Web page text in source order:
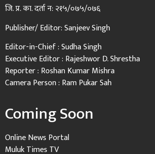
जि. प्र. का. दर्ता न: २१५/०७५/०७६
Publisher/ Editor: Sanjeev Singh
Editor-in-Chief : Sudha Singh
Executive Editor : Rajeshwor D. Shrestha
Reporter : Roshan Kumar Mishra
Camera Person : Ram Pukar Sah
Coming Soon
Online News Portal
Muluk Times TV